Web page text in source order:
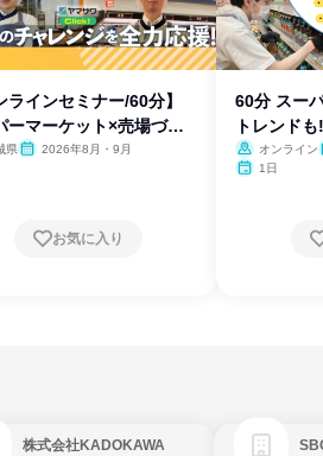
ラインセミナー/60分】
ーマーケット×売場づく
県
2026年8月・9月
お気に入り
60分 スー
トレンド
オンライン
1日
株式会社KADOKAWA